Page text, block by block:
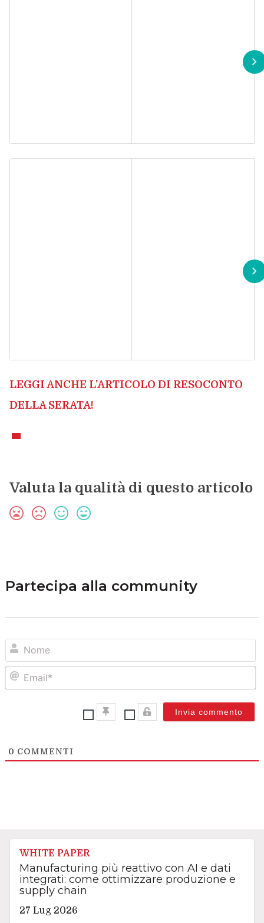
LEGGI ANCHE L'ARTICOLO DI RESOCONTO
DELLA SERATA!
Valuta la qualità di questo articolo
Partecipa alla community
0 COMMENTI
WHITE PAPER
Manufacturing più reattivo con AI e dati
integrati: come ottimizzare produzione e
supply chain
27 Lug 2026